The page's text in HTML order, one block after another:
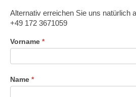
Broadcast-Technik Verleih
Kontakt
Alternativ erreichen Sie uns natürlich
+49 172 3671059
Vorname *
Name *
Falls
Du
menschlich
lasse